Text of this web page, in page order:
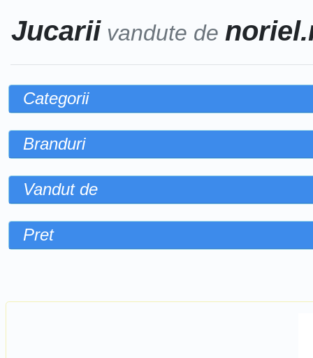
Jucariivandute de
Categorii
Branduri
Vandut de
Pret